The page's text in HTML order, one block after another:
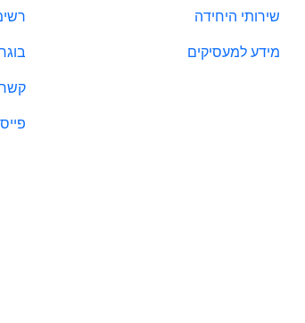
שירותי היחידה
מידע למעסיקים